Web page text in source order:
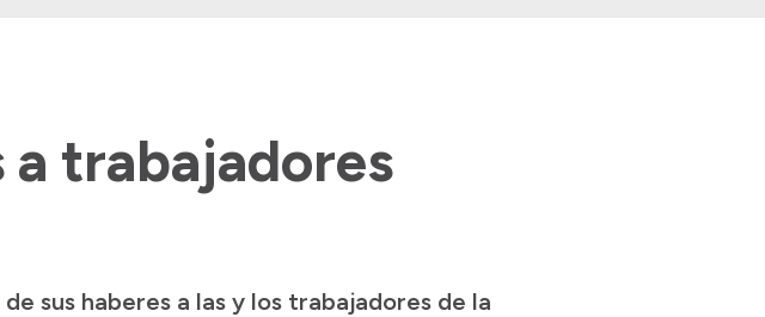
a trabajadores
sus haberes a las y los trabajadores de la